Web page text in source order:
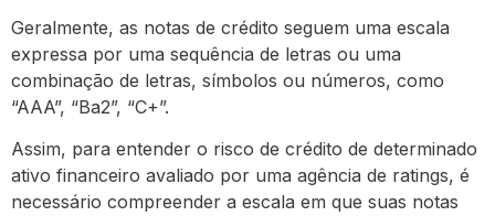
Geralmente, as notas de crédito seguem uma escala
expressa por uma sequência de letras ou uma
combinação de letras, símbolos ou números, como
“AAA”, “Ba2”, “C+”.
Assim, para entender o risco de crédito de determinado
ativo financeiro avaliado por uma agência de ratings, é
necessário compreender a escala em que suas notas